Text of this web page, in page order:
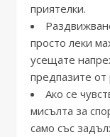
приятелки.
просто леки
усещате
предпазите
Ако се
мисълта за
само със